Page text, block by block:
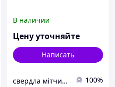
В наличии
Цену уточняйте
Написать
свердла мітчики та інші запчастини 100%